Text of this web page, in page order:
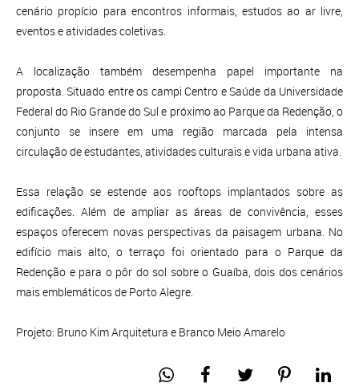
cenário propício para encontros informais, estudos ao ar livre,
eventos e atividades coletivas.
A localização também desempenha papel importante na
proposta. Situado entre os campi Centro e Saúde da Universidade
Federal do Rio Grande do Sul e próximo ao Parque da Redenção, o
conjunto se insere em uma região marcada pela intensa
circulação de estudantes, atividades culturais e vida urbana ativa.
Essa relação se estende aos rooftops implantados sobre as
edificações. Além de ampliar as áreas de convivência, esses
espaços oferecem novas perspectivas da paisagem urbana. No
edifício mais alto, o terraço foi orientado para o Parque da
Redenção e para o pôr do sol sobre o Guaíba, dois dos cenários
mais emblemáticos de Porto Alegre.
Projeto: Bruno Kim Arquitetura e Branco Meio Amarelo